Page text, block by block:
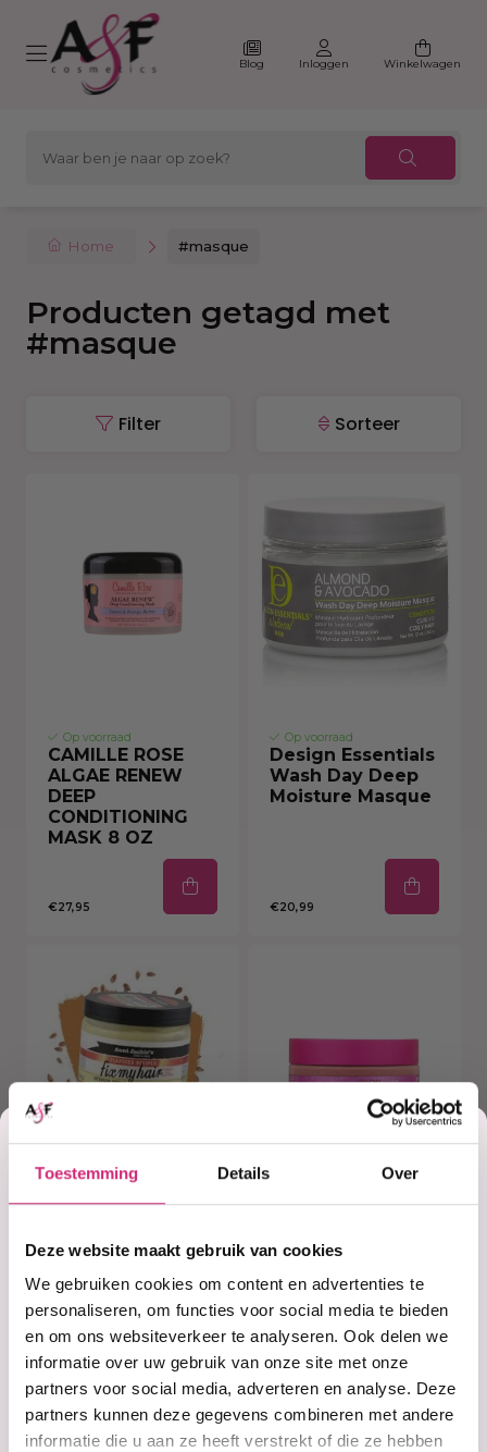
Toestemming Details Over
Deze website maakt gebruik van cookies
We gebruiken cookies om content en advertenties te
personaliseren, om functies voor social media te bieden
en om ons websiteverkeer te analyseren. Ook delen we
informatie over uw gebruik van onze site met onze
partners voor social media, adverteren en analyse. Deze
partners kunnen deze gegevens combineren met andere
informatie die u aan ze heeft verstrekt of die ze hebben
Blog Inloggen Winkelwagen
Home #masque
Producten getagd met
#masque
Filter Sorteer
Op voorraad
CAMILLE ROSE
ALGAE RENEW
DEEP
CONDITIONING
MASK 8 OZ
€27,95
Op voorraad
Design Essentials
Wash Day Deep
Moisture Masque
€20,99
Op voorraad
Intensive Repair
Masque (426g)
€8,99
€7,95
Op voorraad
Clay Masque
€16,99
€12,99
Korting
op je
eerste
bestelling